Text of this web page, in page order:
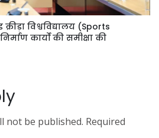
विश्वविद्यालय (Sports
कार्यों की समीक्षा की
not be published. Required